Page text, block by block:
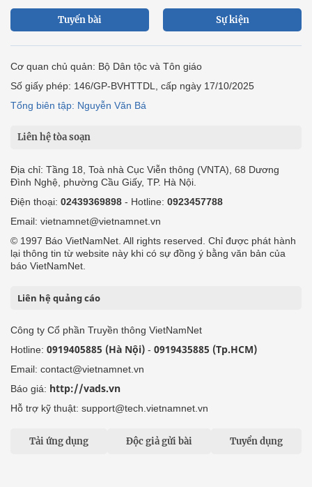
Tuyến bài Sự kiện
Cơ quan chủ quản: Bộ Dân tộc và Tôn giáo
Số giấy phép: 146/GP-BVHTTDL, cấp ngày 17/10/2025
Tổng biên tập: Nguyễn Văn Bá
Liên hệ tòa soạn
Địa chỉ: Tầng 18, Toà nhà Cục Viễn thông (VNTA), 68 Dương
Đình Nghệ, phường Cầu Giấy, TP. Hà Nội.
Điện thoại: 02439369898 - Hotline: 0923457788
Email: vietnamnet@vietnamnet.vn
© 1997 Báo VietNamNet. All rights reserved. Chỉ được phát hành
lại thông tin từ website này khi có sự đồng ý bằng văn bản của
báo VietNamNet.
Liên hệ quảng cáo
Công ty Cổ phần Truyền thông VietNamNet
Hotline: 0919405885 (Hà Nội) - 0919435885 (Tp.HCM)
Email: contact@vietnamnet.vn
Báo giá: http://vads.vn
Hỗ trợ kỹ thuật: support@tech.vietnamnet.vn
Tải ứng dụng Độc giả gửi bài Tuyển dụng